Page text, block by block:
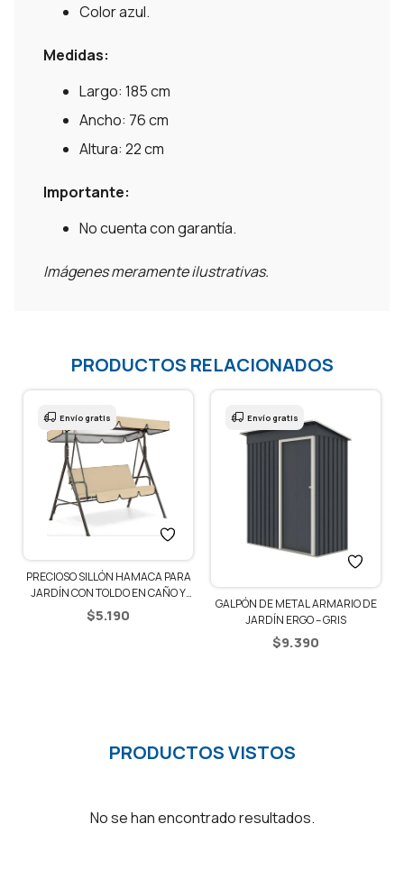
Color azul.
Medidas:
Largo: 185 cm
Ancho: 76 cm
Altura: 22 cm
Importante:
No cuenta con garantía.
Imágenes meramente ilustrativas.
PRODUCTOS RELACIONADOS
PRECIOSO SILLÓN HAMACA PARA
JARDÍN CON TOLDO EN CAÑO Y
LONA – BEIGE
$5.190
Envío gratis
GALPÓN DE METAL ARMARIO DE
JARDÍN ERGO – GRIS
$9.390
Envío gratis
PRODUCTOS VISTOS
No se han encontrado resultados.